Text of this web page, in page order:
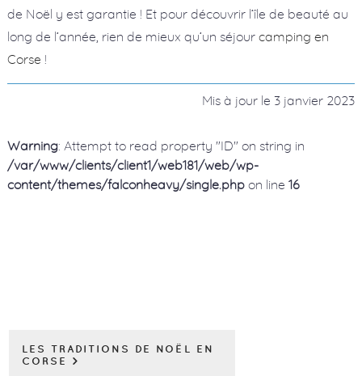
de Noël y est garantie ! Et pour découvrir l’île de beauté au
long de l’année, rien de mieux qu’un séjour camping en
Corse !
Mis à jour le3 janvier 2023
Warning: Attempt to read property "ID" on string in
/var/www/clients/client1/web181/web/wp-
content/themes/falconheavy/single.phpon line 16
LES TRADITIONS DE NOËL EN
CORSE >